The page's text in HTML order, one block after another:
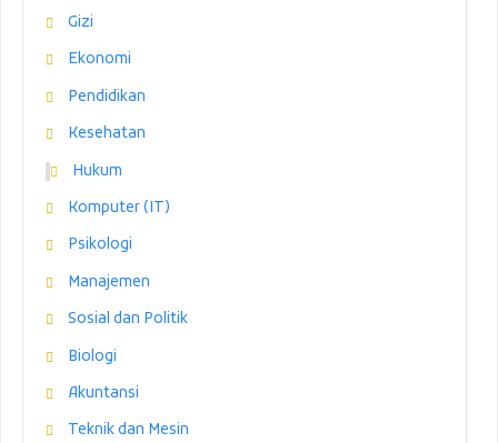
Gizi
Ekonomi
Pendidikan
Kesehatan
Hukum
Komputer (IT)
Psikologi
Manajemen
Sosial dan Politik
Biologi
Akuntansi
Teknik dan Mesin